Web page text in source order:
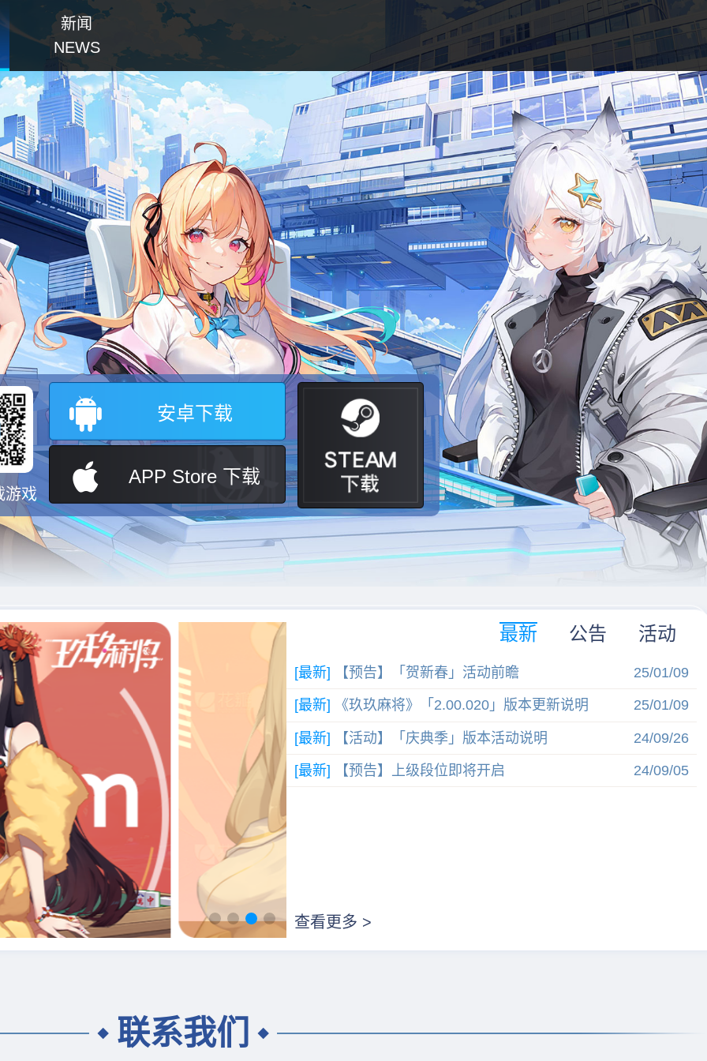
新闻
NEWS
游戏
安卓下载
APP Store 下载
最新 公告 活动
[最新] 【预告】「贺新春」活动前瞻 25/01/09
[最新] 《玖玖麻将》「2.00.020」版本更新说明 25/01/09
[最新] 【活动】「庆典季」版本活动说明 24/09/26
[最新] 【预告】上级段位即将开启 24/09/05
查看更多 >
联系我们
关注我们
扫码下载游戏